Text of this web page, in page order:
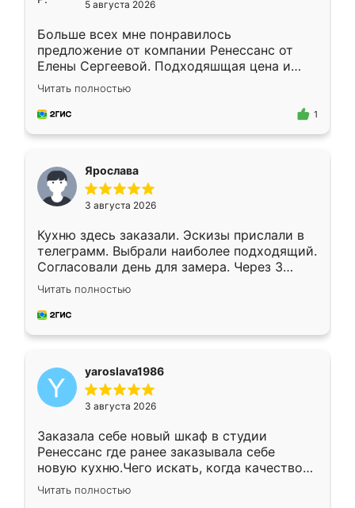
5 августа 2026
Больше всех мне понравилось
предложение от компании Ренессанс от
Елены Сергеевой. Подходяшщая цена и
короткие сроки изготовления. Приехавший
для замера сотрудник Владислав
предложил по моему эскизу самый
Читать полностью
1
Ярослава
3 августа 2026
Кухню здесь заказали. Эскизы прислали в
телеграмм. Выбрали наиболее подходящий.
Согласовали день для замера. Через 3
недели кухня была уже готова. Остались
довольны работой. Спасибо Ренессанс
мебель за качественную работу!
Читать полностью
yaroslava1986
3 августа 2026
Заказала себе новый шкаф в студии
Ренессанс где ранее заказывала себе
новую кухню.Чего искать, когда качеством
вполне довольна. Служит кухня уже почти
два года, нареканий нет.
Читать полностью